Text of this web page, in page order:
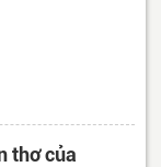
thơ của